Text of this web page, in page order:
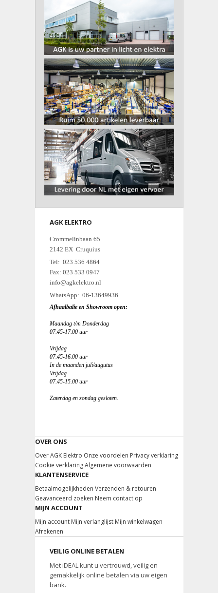
AGK ELEKTRO
Crommelinbaan 65
2142 EX Cruquius
Tel: 023 536 4864
Fax: 023 533 0947
info@agkelektro.nl
WhatsApp: 06-13649936
Afhaalbalie en Showroom open:
Maandag t/m Donderdag
07.45-17.00 uur
Vrijdag
07.45-16.00 uur
In de maanden juli/augutus
Vrijdag
07.45-15.00 uur
Zaterdag en zondag gesloten.
OVER ONS
Over AGK Elektro Onze voordelen Privacy verklaring
Cookie verklaring Algemene voorwaarden
KLANTENSERVICE
Betaalmogelijkheden Verzenden & retouren
Geavanceerd zoeken Neem contact op
MIJN ACCOUNT
Mijn account Mijn verlanglijst Mijn winkelwagen
Afrekenen
VEILIG ONLINE BETALEN
Met iDEAL kunt u vertrouwd, veilig en
gemakkelijk online betalen via uw eigen
bank.